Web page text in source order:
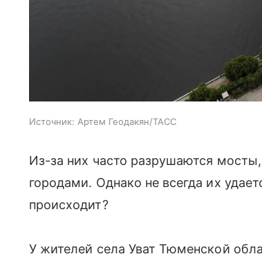
Источник: Артем Геодакян/ТАСС
Из-за них часто разрушаются
городами. Однако не всегда их
происходит?
У жителей села Уват Тюменской